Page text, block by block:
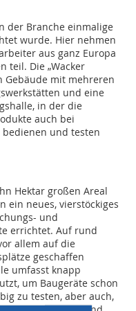
der Branche einmalige
wurde. Hier nehmen
aus ganz Europa
teil. Die „Wacker
Gebäude mit mehreren
und eine
in der die
auch bei
und testen
Hektar großen Areal
ein neues, vierstöckiges
und
errichtet. Auf rund
allem auf die
geschaffen
umfasst knapp
um Baugeräte schon
zu testen, aber auch,